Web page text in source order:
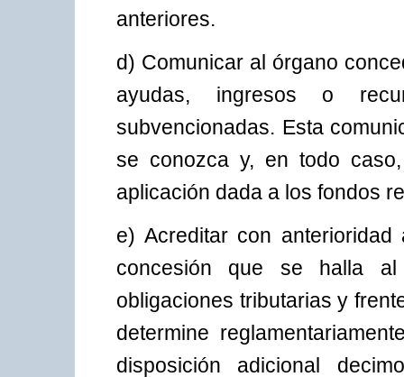
anteriores.
d) Comunicar al órgano
ayudas, ingresos o
subvencionadas. Esta
se conozca y, en todo
aplicación dada a los fondos
e) Acreditar con
concesión que se halla
obligaciones tributarias y
determine
disposición adicional